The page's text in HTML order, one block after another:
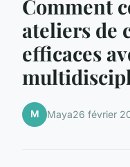
Comment
ateliers de
efficaces
M Maya26 février